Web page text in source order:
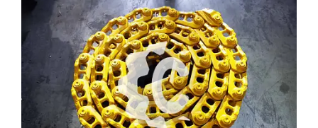
Контакты
3D тур по производству
3D тур по складам
sksale@skdst.ru